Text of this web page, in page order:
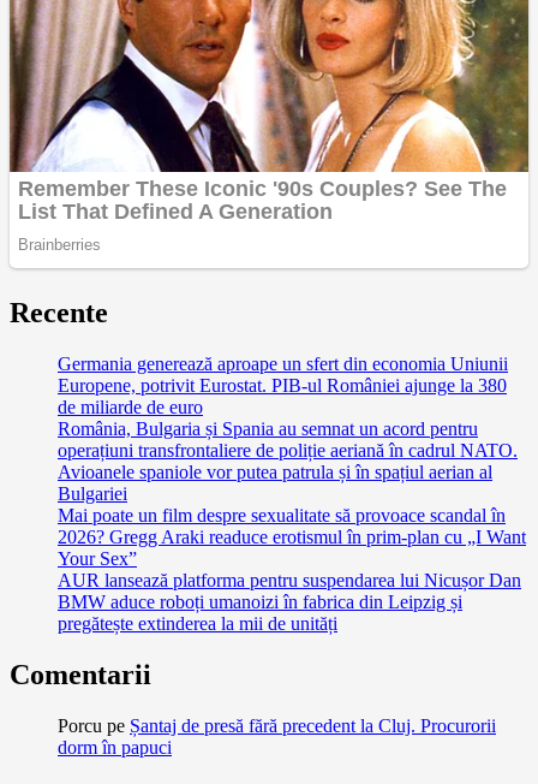
Recente
Germania generează aproape un sfert din economia Uniunii
Europene, potrivit Eurostat. PIB-ul României ajunge la 380
de miliarde de euro
România, Bulgaria și Spania au semnat un acord pentru
operațiuni transfrontaliere de poliție aeriană în cadrul NATO.
Avioanele spaniole vor putea patrula și în spațiul aerian al
Bulgariei
Mai poate un film despre sexualitate să provoace scandal în
2026? Gregg Araki readuce erotismul în prim-plan cu „I Want
Your Sex”
AUR lansează platforma pentru suspendarea lui Nicușor Dan
BMW aduce roboți umanoizi în fabrica din Leipzig și
pregătește extinderea la mii de unități
Comentarii
Porcu pe Șantaj de presă fără precedent la Cluj. Procurorii
dorm în papuci